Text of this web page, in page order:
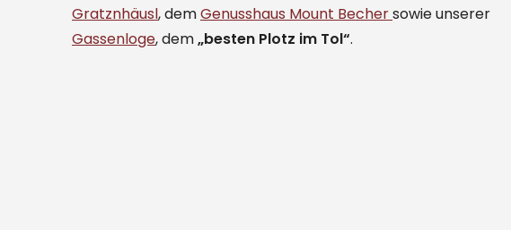
Gratznhäusl, demGenusshaus Mount Bechersowie unserer
Gassenloge, dem„besten Plotz im Tol“.